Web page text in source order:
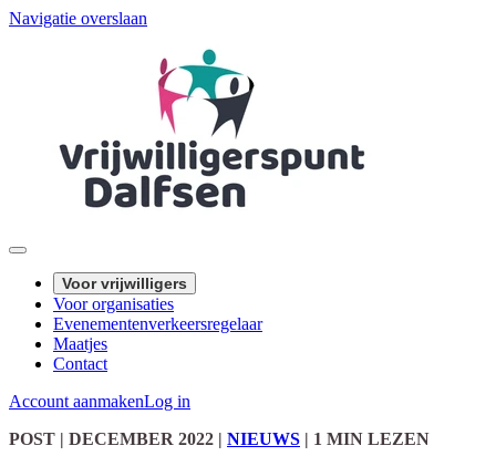
Navigatie overslaan
Voor vrijwilligers
Voor organisaties
Evenementenverkeersregelaar
Maatjes
Contact
Account aanmakenLog in
POST | DECEMBER 2022 | NIEUWS | 1 MIN LEZEN